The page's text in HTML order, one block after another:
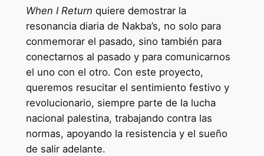
When I Return quiere demostrar la
resonancia diaria de Nakba’s, no solo para
conmemorar el pasado, sino también para
conectarnos al pasado y para comunicarnos
el uno con el otro. Con este proyecto,
queremos resucitar el sentimiento festivo y
revolucionario, siempre parte de la lucha
nacional palestina, trabajando contra las
normas, apoyando la resistencia y el sueño
de salir adelante.